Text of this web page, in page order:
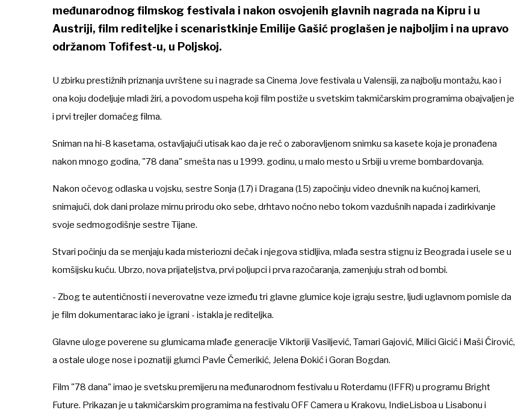
međunarodnog filmskog festivala i nakon osvojenih glavnih nagrada na Kipru i u
Austriji, film rediteljke i scenaristkinje Emilije Gašić proglašen je najboljim i na upravo
održanom Tofifest-u, u Poljskoj.
U zbirku prestižnih priznanja uvrštene su i nagrade sa Cinema Jove festivala u Valensiji, za najbolju montažu, kao i
ona koju dodeljuje mladi žiri, a povodom uspeha koji film postiže u svetskim takmičarskim programima obajvaljen je
i prvi trejler domaćeg filma.
Sniman na hi-8 kasetama, ostavljajući utisak kao da je reč o zaboravljenom snimku sa kasete koja je pronađena
nakon mnogo godina, "78 dana" smešta nas u 1999. godinu, u malo mesto u Srbiji u vreme bombardovanja.
Nakon očevog odlaska u vojsku, sestre Sonja (17) i Dragana (15) započinju video dnevnik na kućnoj kameri,
snimajući, dok dani prolaze mirnu prirodu oko sebe, drhtavo noćno nebo tokom vazdušnih napada i zadirkivanje
svoje sedmogodišnje sestre Tijane.
Stvari počinju da se menjaju kada misteriozni dečak i njegova stidljiva, mlađa sestra stignu iz Beograda i usele se u
komšijsku kuću. Ubrzo, nova prijateljstva, prvi poljupci i prva razočaranja, zamenjuju strah od bombi.
- Zbog te autentičnosti i neverovatne veze između tri glavne glumice koje igraju sestre, ljudi uglavnom pomisle da
je film dokumentarac iako je igrani - istakla je rediteljka.
Glavne uloge poverene su glumicama mlađe generacije Viktoriji Vasiljević, Tamari Gajović, Milici Gicić i Maši Ćirović,
a ostale uloge nose i poznatiji glumci Pavle Čemerikić, Jelena Đokić i Goran Bogdan.
Film "78 dana" imao je svetsku premijeru na međunarodnom festivalu u Roterdamu (IFFR) u programu Bright
Future. Prikazan je u takmičarskim programima na festivalu OFF Camera u Krakovu, IndieLisboa u Lisabonu i